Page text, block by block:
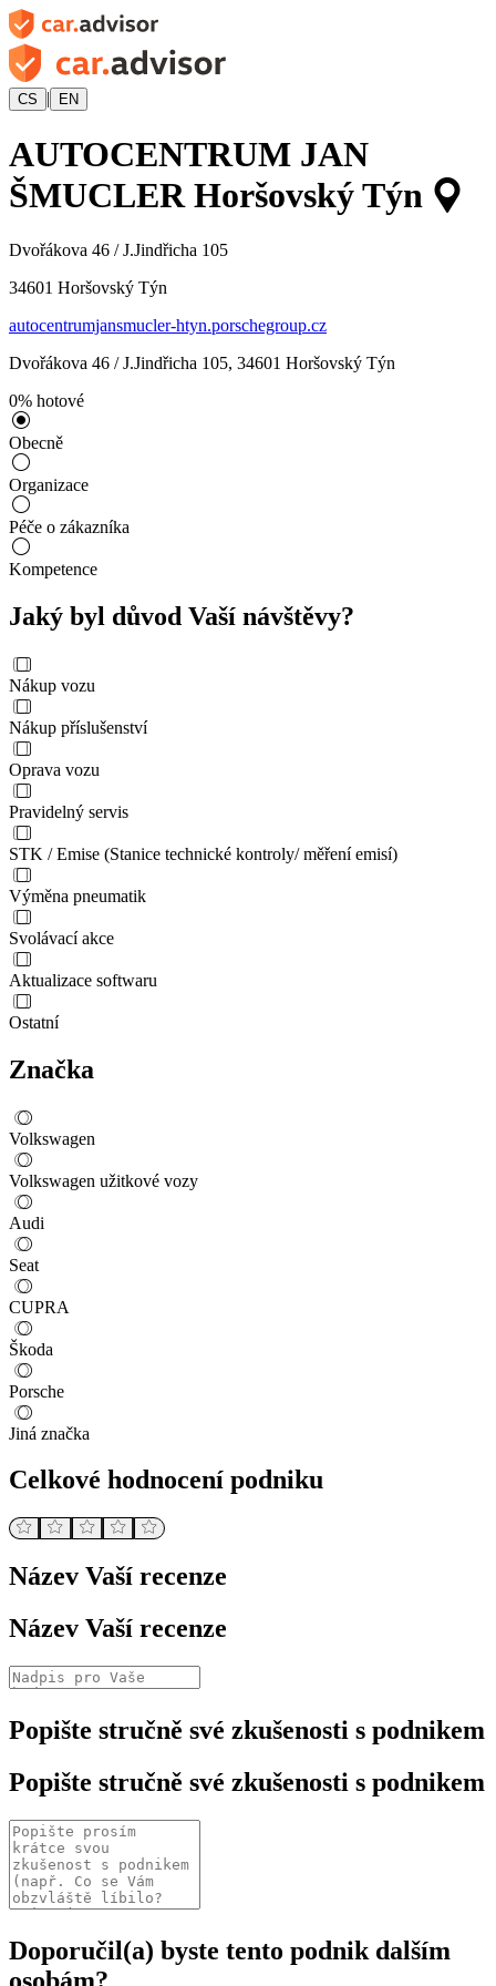
CS | EN
AUTOCENTRUM JAN
ŠMUCLER Horšovský Týn
Dvořákova 46 / J.Jindřicha 105
34601 Horšovský Týn
autocentrumjansmucler-htyn.porschegroup.cz
Dvořákova 46 / J.Jindřicha 105, 34601 Horšovský Týn
0% hotové
Obecně
Organizace
Péče o zákazníka
Kompetence
Jaký byl důvod Vaší návštěvy?
Nákup vozu
Nákup příslušenství
Oprava vozu
Pravidelný servis
STK / Emise (Stanice technické kontroly/ měření emisí)
Výměna pneumatik
Svolávací akce
Aktualizace softwaru
Ostatní
Značka
Volkswagen
Volkswagen užitkové vozy
Audi
Seat
CUPRA
Škoda
Porsche
Jiná značka
Celkové hodnocení podniku
Název Vaší recenze
Název Vaší recenze
Popište stručně své zkušenosti s podnikem
Popište stručně své zkušenosti s podnikem
Doporučil(a) byste tento podnik dalším
osobám?